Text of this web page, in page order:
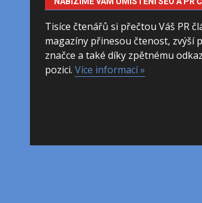
Tisíce čtenářů si přečtou Váš PR
magazíny přinesou čtenost, zvýší
značce a také díky zpětnému
pozici. Více informací »